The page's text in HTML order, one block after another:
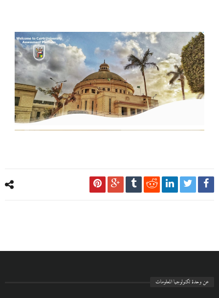
عن وحدة تكنولوجيا المعلومات